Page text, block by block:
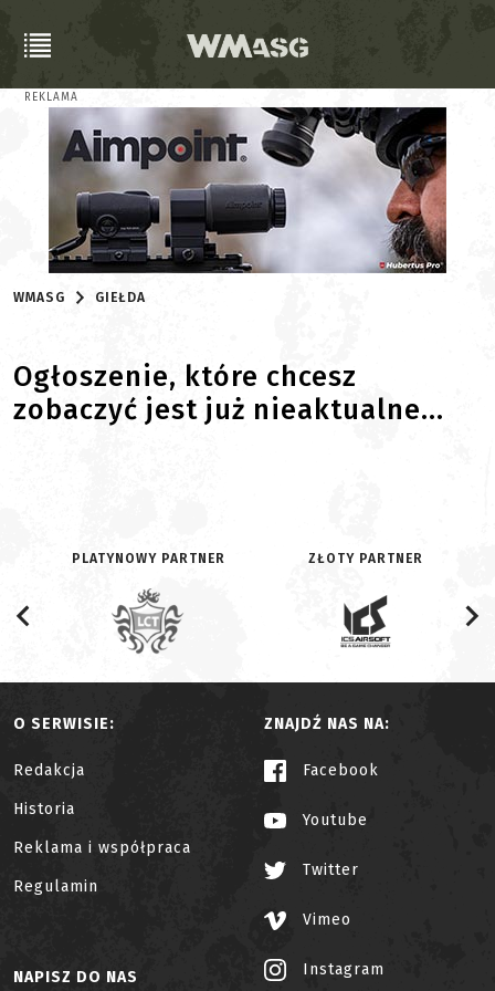
REKLAMA
WMASG GIEŁDA
Ogłoszenie, które chcesz
zobaczyć jest już nieaktualne...
PLATYNOWY PARTNER ZŁOTY PARTNER
O SERWISIE:
Redakcja
Historia
Reklama i współpraca
Regulamin
ZNAJDŹ NAS NA:
Facebook
Youtube
Twitter
Vimeo
Instagram
NAPISZ DO NAS